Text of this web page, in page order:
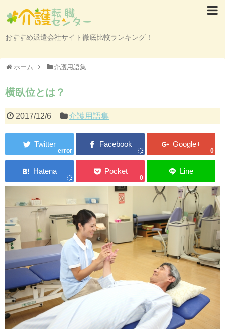
おすすめ派遣会社サイト徹底比較ランキング！
ホーム 介護用語集
横臥位とは？
2017/12/6 介護用語集
error 0
0